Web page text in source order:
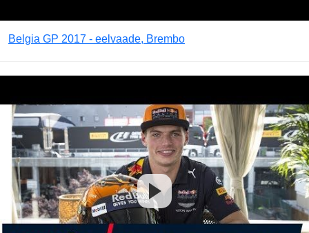
Belgia GP 2017 - eelvaade, Brembo